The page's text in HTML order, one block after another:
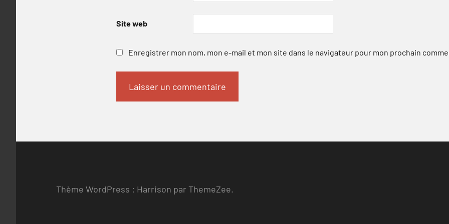
Site web
Enregistrer mon nom, mon e-mail et mon site dans le navigateur pour mon prochain
Thème WordPress : Harrison par ThemeZee.